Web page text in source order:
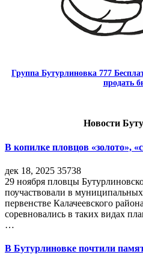
Группа Бутурлиновка 777
продать
Новости
В копилке пловцов «золото»,
дек 18, 2025 35738
29 ноября пловцы
поучаствовали в
первенстве Калачеевского
соревновались в таких видах
…
В Бутурлиновке почтили